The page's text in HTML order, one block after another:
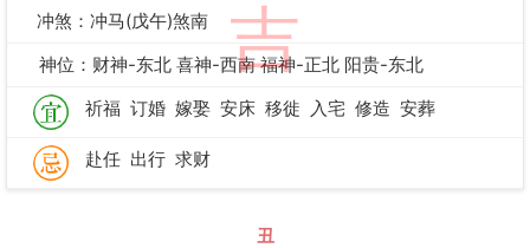
吉
冲煞：冲马(戊午)煞南
神位：财神-东北 喜神-西南 福神-正北 阳贵-东北
祈福 订婚 嫁娶 安床 移徙 入宅 修造 安葬
赴任 出行 求财
丑